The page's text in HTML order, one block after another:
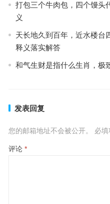
打包三个牛肉包，四个馒头
义
天长地久到百年，近水楼台
释义落实解答
和气生财是指什么生肖，极
发表回复
您的邮箱地址不会被公开。 必填
评论 *